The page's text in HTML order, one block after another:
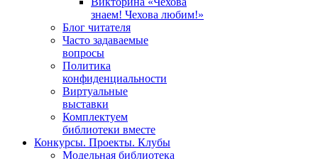
знаем! Чехова любим!»
Блог читателя
Часто задаваемые
вопросы
Политика
конфиденциальности
Виртуальные
выставки
Комплектуем
библиотеки вместе
Конкурсы. Проекты. Клубы
Модельная библиотека